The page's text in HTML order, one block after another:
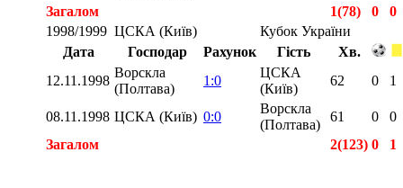
Загалом 1(78) 0
0
1998/1999 ЦСКА (Київ)
Кубок України
Дата
Господар Рахунок Гість
Хв.
12.11.1998
Ворскла
(Полтава)
1:0
ЦСКА
(Київ)
62 0 1
08.11.1998 ЦСКА (Київ) 0:0
Ворскла
(Полтава)
61 0
0
Загалом
2(123) 0
1